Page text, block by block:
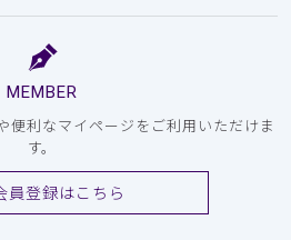
MEMBER
便利なマイページをご利用いただけま
す。
員登録はこちら